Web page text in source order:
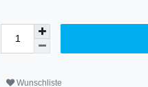
Wunschliste